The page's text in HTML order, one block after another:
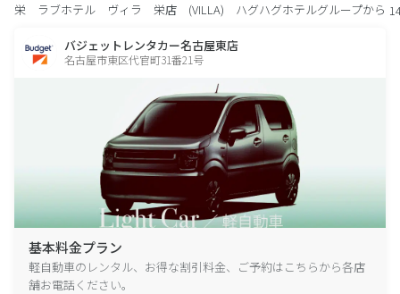
栄 ラブホテル ヴィラ 栄店 (VILLA) ハグハグホテルグループから
バジェットレンタカー名古屋東店
名古屋市東区代官町31番21号
基本料金プラン
軽自動車のレンタル、お得な割引料金、ご予約はこちらから各店
舗お電話ください。